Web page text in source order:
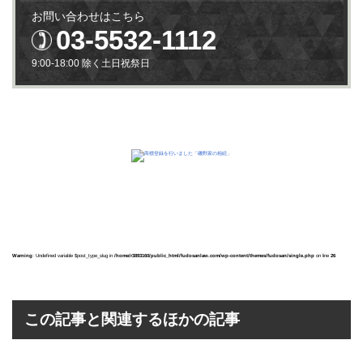
お問い合わせはこちら
03-5532-1112
9:00-18:00 除く土日祝祭日
Warning: Undefined variable $post_type_slug in /home/r3893160/public_html/fudosanlaw.com/wp-content/themes/fudosan/single.php on line 26
この記事と関連するほかの記事